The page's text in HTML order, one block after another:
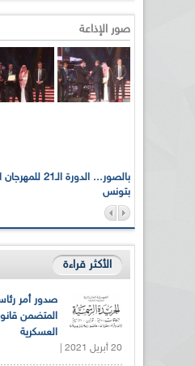
صور الإذاعة
بالصور... الدورة
بتونس
الأكثر قراءة
صدور أمر
المتضمن
العسكرية
20 أبريل 2021 |